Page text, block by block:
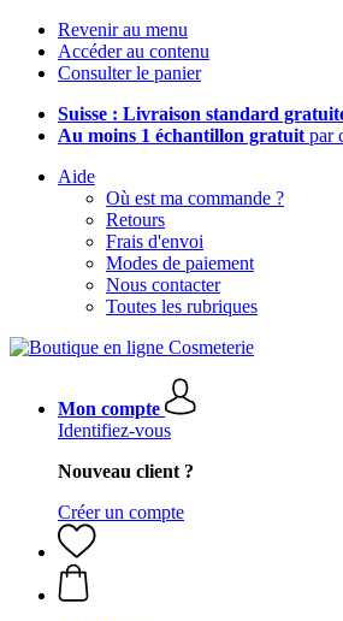
Revenir au menu
Accéder au contenu
Consulter le panier
Suisse : Livraison standard
Au moins 1 échantillon gratuit par
Aide
Où est ma commande ?
Retours
Frais d'envoi
Modes de paiement
Nous contacter
Toutes les rubriques
Mon compte
Identifiez-vous
Nouveau client ?
Créer un compte